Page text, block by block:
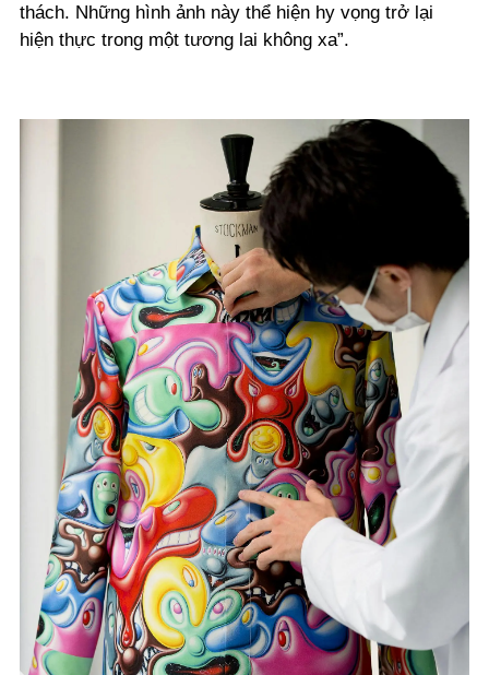
thách. Những hình ảnh này thể hiện hy vọng trở lại
hiện thực trong một tương lai không xa”.